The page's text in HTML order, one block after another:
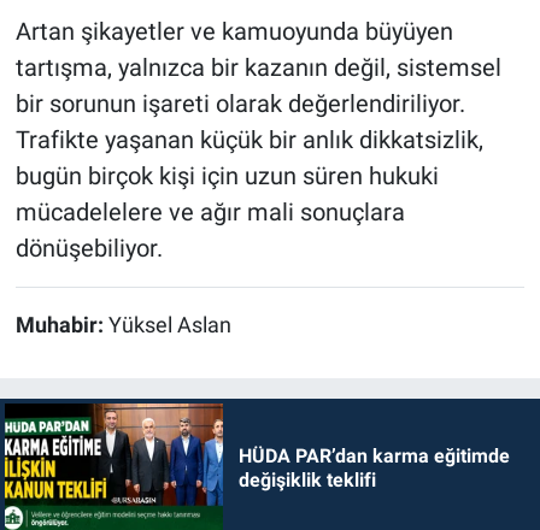
Artan şikayetler ve kamuoyunda büyüyen
tartışma, yalnızca bir kazanın değil, sistemsel
bir sorunun işareti olarak değerlendiriliyor.
Trafikte yaşanan küçük bir anlık dikkatsizlik,
bugün birçok kişi için uzun süren hukuki
mücadelelere ve ağır mali sonuçlara
dönüşebiliyor.
Muhabir: Yüksel Aslan
HÜDA PAR’dan karma eğitimde
değişiklik teklifi